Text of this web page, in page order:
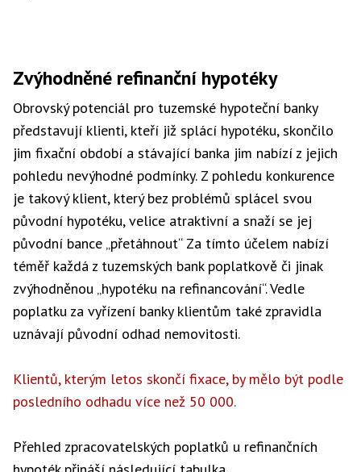
Zvýhodněné refinanční hypotéky
Obrovský potenciál pro tuzemské hypoteční banky
představují klienti, kteří již splácí hypotéku, skončilo
jim fixační období a stávající banka jim nabízí z jejich
pohledu nevýhodné podmínky. Z pohledu konkurence
je takový klient, který bez problémů splácel svou
původní hypotéku, velice atraktivní a snaží se jej
původní bance „přetáhnout“ Za tímto účelem nabízí
téměř každá z tuzemských bank poplatkově či jinak
zvýhodněnou „hypotéku na refinancování“. Vedle
poplatku za vyřízení banky klientům také zpravidla
uznávají původní odhad nemovitosti.
Klientů, kterým letos skončí fixace, by mělo být podle
posledního odhadu více než 50 000.
Přehled zpracovatelských poplatků u refinančních